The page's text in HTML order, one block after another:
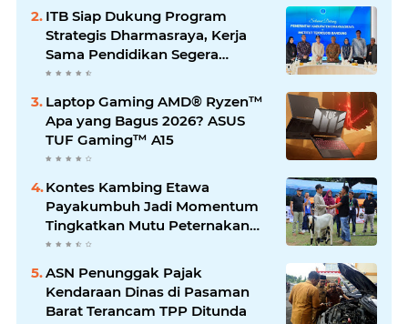
ITB Siap Dukung Program
Strategis Dharmasraya, Kerja
Sama Pendidikan Segera
Difinalkan
Laptop Gaming AMD® Ryzen™
Apa yang Bagus 2026? ASUS
TUF Gaming™ A15
Kontes Kambing Etawa
Payakumbuh Jadi Momentum
Tingkatkan Mutu Peternakan
Lokal
ASN Penunggak Pajak
Kendaraan Dinas di Pasaman
Barat Terancam TPP Ditunda